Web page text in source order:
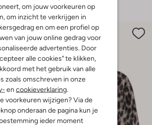
om jouw voorkeuren op
om inzicht te verkrijgen in
en om een profiel op
van jouw online gedrag voor
advertenties. Door
alle cookies" te klikken,
met het gebruik van alle
zoals omschreven in onze
en cookieverklaring
voorkeuren wijzigen? Via de
onderaan de pagina kun je
ieder moment
€ 159,99 € 79,99